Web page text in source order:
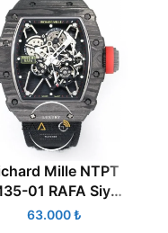
Mille NTPT
01 RAFA Siyah
Kasa Dokuma
₺